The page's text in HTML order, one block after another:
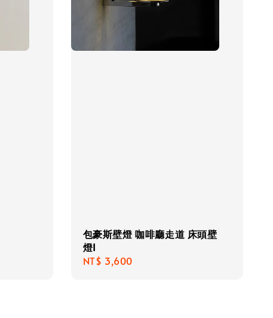
包豪斯壁燈 咖啡廳走道 床頭壁
燈I
Regular
NT$ 3,600